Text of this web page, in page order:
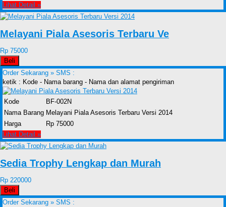
Lihat Detail »
Melayani Piala Asesoris Terbaru Ve
Rp 75000
Beli
Order Sekarang » SMS :
ketik : Kode - Nama barang - Nama dan alamat pengiriman
Kode
BF-002N
Nama Barang Melayani Piala Asesoris Terbaru Versi 2014
Harga
Rp 75000
Lihat Detail »
Sedia Trophy Lengkap dan Murah
Rp 220000
Beli
Order Sekarang » SMS :